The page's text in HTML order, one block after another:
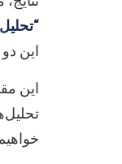
این
این